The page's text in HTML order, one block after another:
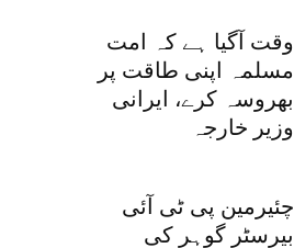
وقت آگیا ہے کہ امت
مسلمہ اپنی طاقت پر
بھروسہ کرے، ایرانی
وزیر خارجہ
چئیرمین پی ٹی آئی
بیرسٹر گوہر کی